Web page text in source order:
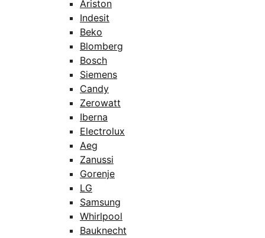
Ariston
Indesit
Beko
Blomberg
Bosch
Siemens
Candy
Zerowatt
Iberna
Electrolux
Aeg
Zanussi
Gorenje
LG
Samsung
Whirlpool
Bauknecht